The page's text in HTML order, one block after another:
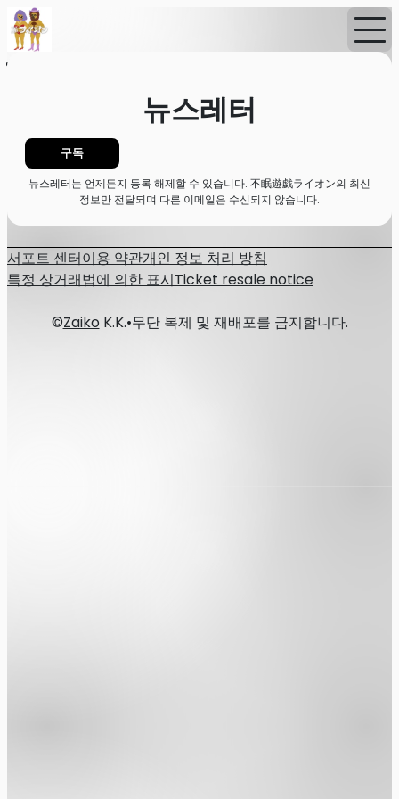
홈
뉴스레터
구독
뉴스레터는 언제든지 등록 해제할 수 있습니다. 不眠遊戯ライオン의 최신
정보만 전달되며 다른 이메일은 수신되지 않습니다.
서포트 센터이용 약관개인 정보 처리 방침
특정 상거래법에 의한 표시Ticket resale notice
©Zaiko K.K.•무단 복제 및 재배포를 금지합니다.